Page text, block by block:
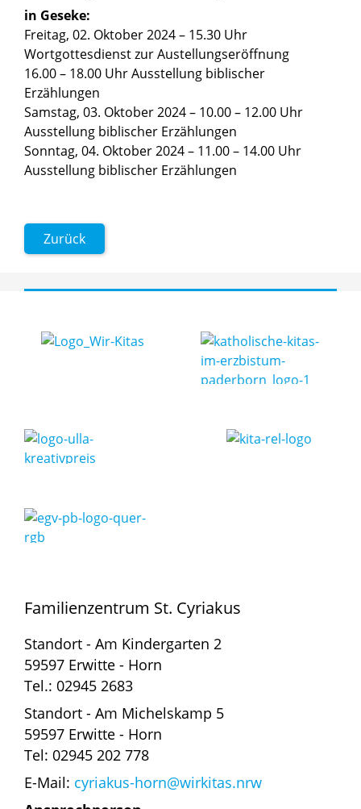
in Geseke:
Freitag, 02. Oktober 2024 – 15.30 Uhr
Wortgottesdienst zur Austellungseröffnung
16.00 – 18.00 Uhr Ausstellung biblischer
Erzählungen
Samstag, 03. Oktober 2024 – 10.00 – 12.00 Uhr
Ausstellung biblischer Erzählungen
Sonntag, 04. Oktober 2024 – 11.00 – 14.00 Uhr
Ausstellung biblischer Erzählungen
Zurück
Familienzentrum St. Cyriakus
Standort - Am Kindergarten 2
59597 Erwitte - Horn
Tel.: 02945 2683
Standort - Am Michelskamp 5
59597 Erwitte - Horn
Tel: 02945 202 778
E-Mail: cyriakus-horn@wirkitas.nrw